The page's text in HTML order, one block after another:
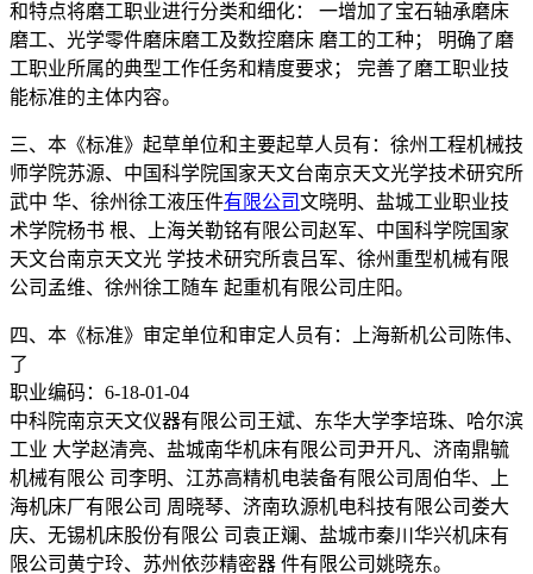
和特点将磨工职业进行分类和细化： 一增加了宝石轴承磨床
磨工、光学零件磨床磨工及数控磨床 磨工的工种； 明确了磨
工职业所属的典型工作任务和精度要求； 完善了磨工职业技
能标准的主体内容。
三、本《标准》起草单位和主要起草人员有：徐州工程机械技
师学院苏源、中国科学院国家天文台南京天文光学技术研究所
武中 华、徐州徐工液压件有限公司文晓明、盐城工业职业技
术学院杨书 根、上海关勒铭有限公司赵军、中国科学院国家
天文台南京天文光 学技术研究所袁吕军、徐州重型机械有限
公司孟维、徐州徐工随车 起重机有限公司庄阳。
四、本《标准》审定单位和审定人员有：上海新机公司陈伟、
了
职业编码：6-18-01-04
中科院南京天文仪器有限公司王斌、东华大学李培珠、哈尔滨
工业 大学赵清亮、盐城南华机床有限公司尹开凡、济南鼎毓
机械有限公 司李明、江苏高精机电装备有限公司周伯华、上
海机床厂有限公司 周晓琴、济南玖源机电科技有限公司娄大
庆、无锡机床股份有限公 司袁正斓、盐城市秦川华兴机床有
限公司黄宁玲、苏州依莎精密器 件有限公司姚晓东。